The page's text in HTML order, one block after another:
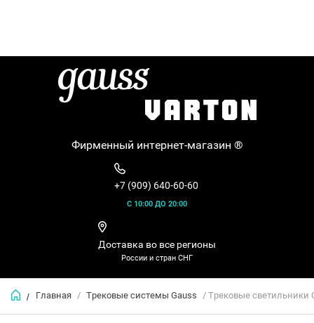
Фирменный интернет-магазин ®
+7 (909) 640-60-60
С 10:00 ДО 20:00
Доставка во все регионы
России и стран СНГ
/ Главная / Трековые системы Gauss / Трековые светильники